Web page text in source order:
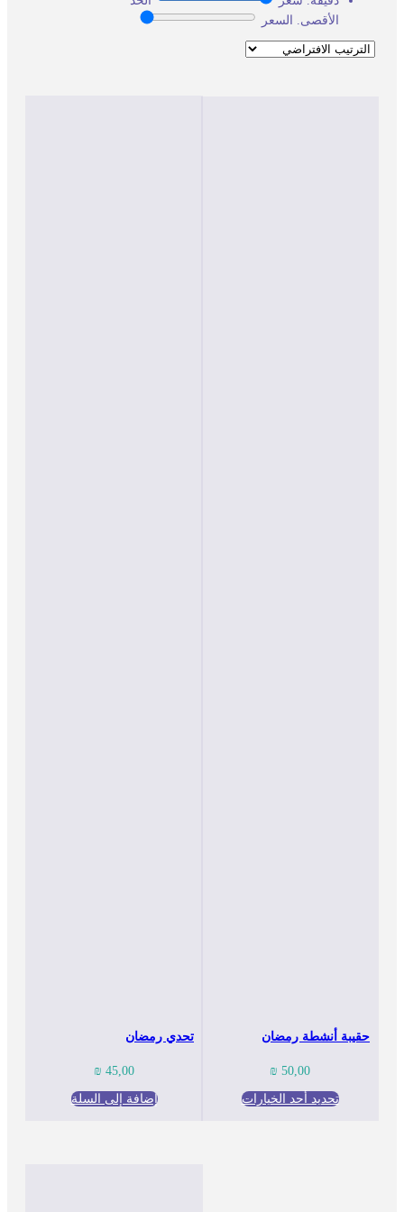
الأقصى. السعر
حقيبة أنشطة رمضان
50,00
₪
تحديد أحد الخيارات
هناك
تحدي رمضان
45,00
₪
إضافة إلى السلة